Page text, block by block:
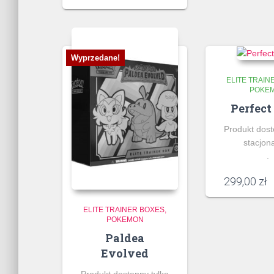
Wyprzedane!
ELITE TRAINER BOXES
POKEMON
Paldea
Evolved
ELITE
Perfect
Produkt
.
299,00 zł